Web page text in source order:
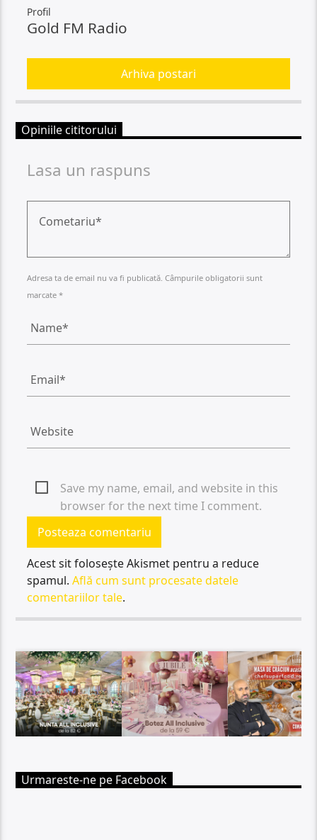
Profil
Gold FM Radio
Arhiva postari
Opiniile cititorului
Lasa un raspuns
Adresa ta de email nu va fi publicată. Câmpurile obligatorii sunt
marcate *
Save my name, email, and website in this
browser for the next time I comment.
Acest sit folosește Akismet pentru a reduce
spamul.Află cum sunt procesate datele
comentariilor tale.
Urmareste-ne pe Facebook